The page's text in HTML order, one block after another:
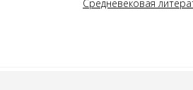
Средневековая